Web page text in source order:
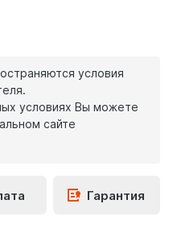
условия
условиях Вы можете
сайте
Гарантия